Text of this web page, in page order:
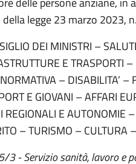
legge 23 marzo 2023,
DEI MINISTRI –
E TRASPORTI
– DISABILITA’ –
E GIOVANI – AFFARI
REGIONALI E AUTONOMIE
– TURISMO – CULTURA
- Servizio sanità, lavoro e